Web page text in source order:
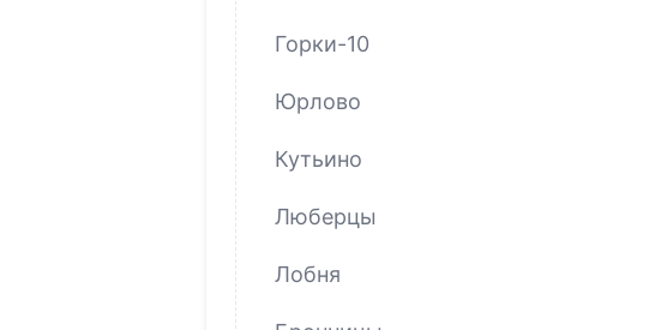
Горки-10
Юрлово
Кутьино
Люберцы
Лобня